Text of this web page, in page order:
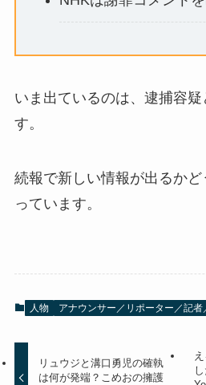
いま出ているのは、逮捕容
す。
続報で新しい情報が出るかど
っています。
人物 アナウンサー／リポーター／記者
リュウジと溝口勇児の確執
は何が発端？こめおの擁護